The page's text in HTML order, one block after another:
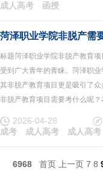
成人高考
函授
菏泽职业学院非脱产需
标题菏泽职业学院非脱产教育
受到广大青年的青睐。菏泽职
其非脱产教育项目更是吸引了
非脱产教育项目需要考什么呢
2026-04-28
成考
成人高考 成人高考
6968 首页 上一页 7 8